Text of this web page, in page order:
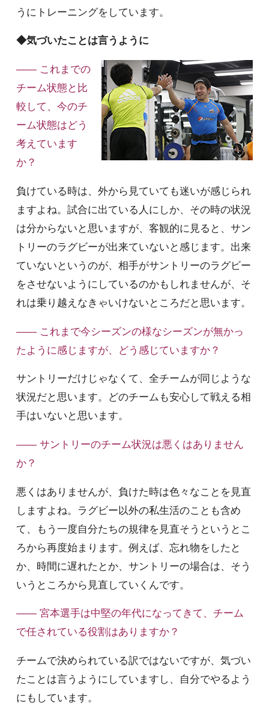
うにトレーニングをしています。
◆気づいたことは言うように
—— これまでの
チーム状態と比
較して、今のチ
ーム状態はどう
考えています
か？
負けている時は、外から見ていても迷いが感じられ
ますよね。試合に出ている人にしか、その時の状況
は分からないと思いますが、客観的に見ると、サン
トリーのラグビーが出来ていないと感じます。出来
ていないというのが、相手がサントリーのラグビー
をさせないようにしているのかもしれませんが、そ
れは乗り越えなきゃいけないところだと思います。
—— これまで今シーズンの様なシーズンが無かっ
たように感じますが、どう感じていますか？
サントリーだけじゃなくて、全チームが同じような
状況だと思います。どのチームも安心して戦える相
手はいないと思います。
—— サントリーのチーム状況は悪くはありません
か？
悪くはありませんが、負けた時は色々なことを見直
しますよね。ラグビー以外の私生活のことも含め
て、もう一度自分たちの規律を見直そうというとこ
ろから再度始まります。例えば、忘れ物をしたと
か、時間に遅れたとか、サントリーの場合は、そう
いうところから見直していくんです。
—— 宮本選手は中堅の年代になってきて、チーム
で任されている役割はありますか？
チームで決められている訳ではないですが、気づい
たことは言うようにしていますし、自分でやるよう
にもしています。